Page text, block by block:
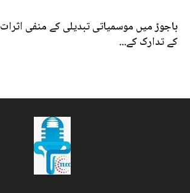
باجوڑ میں موسمیاتی تبدیلی کے منفی اثرات
کے تدارک کے...